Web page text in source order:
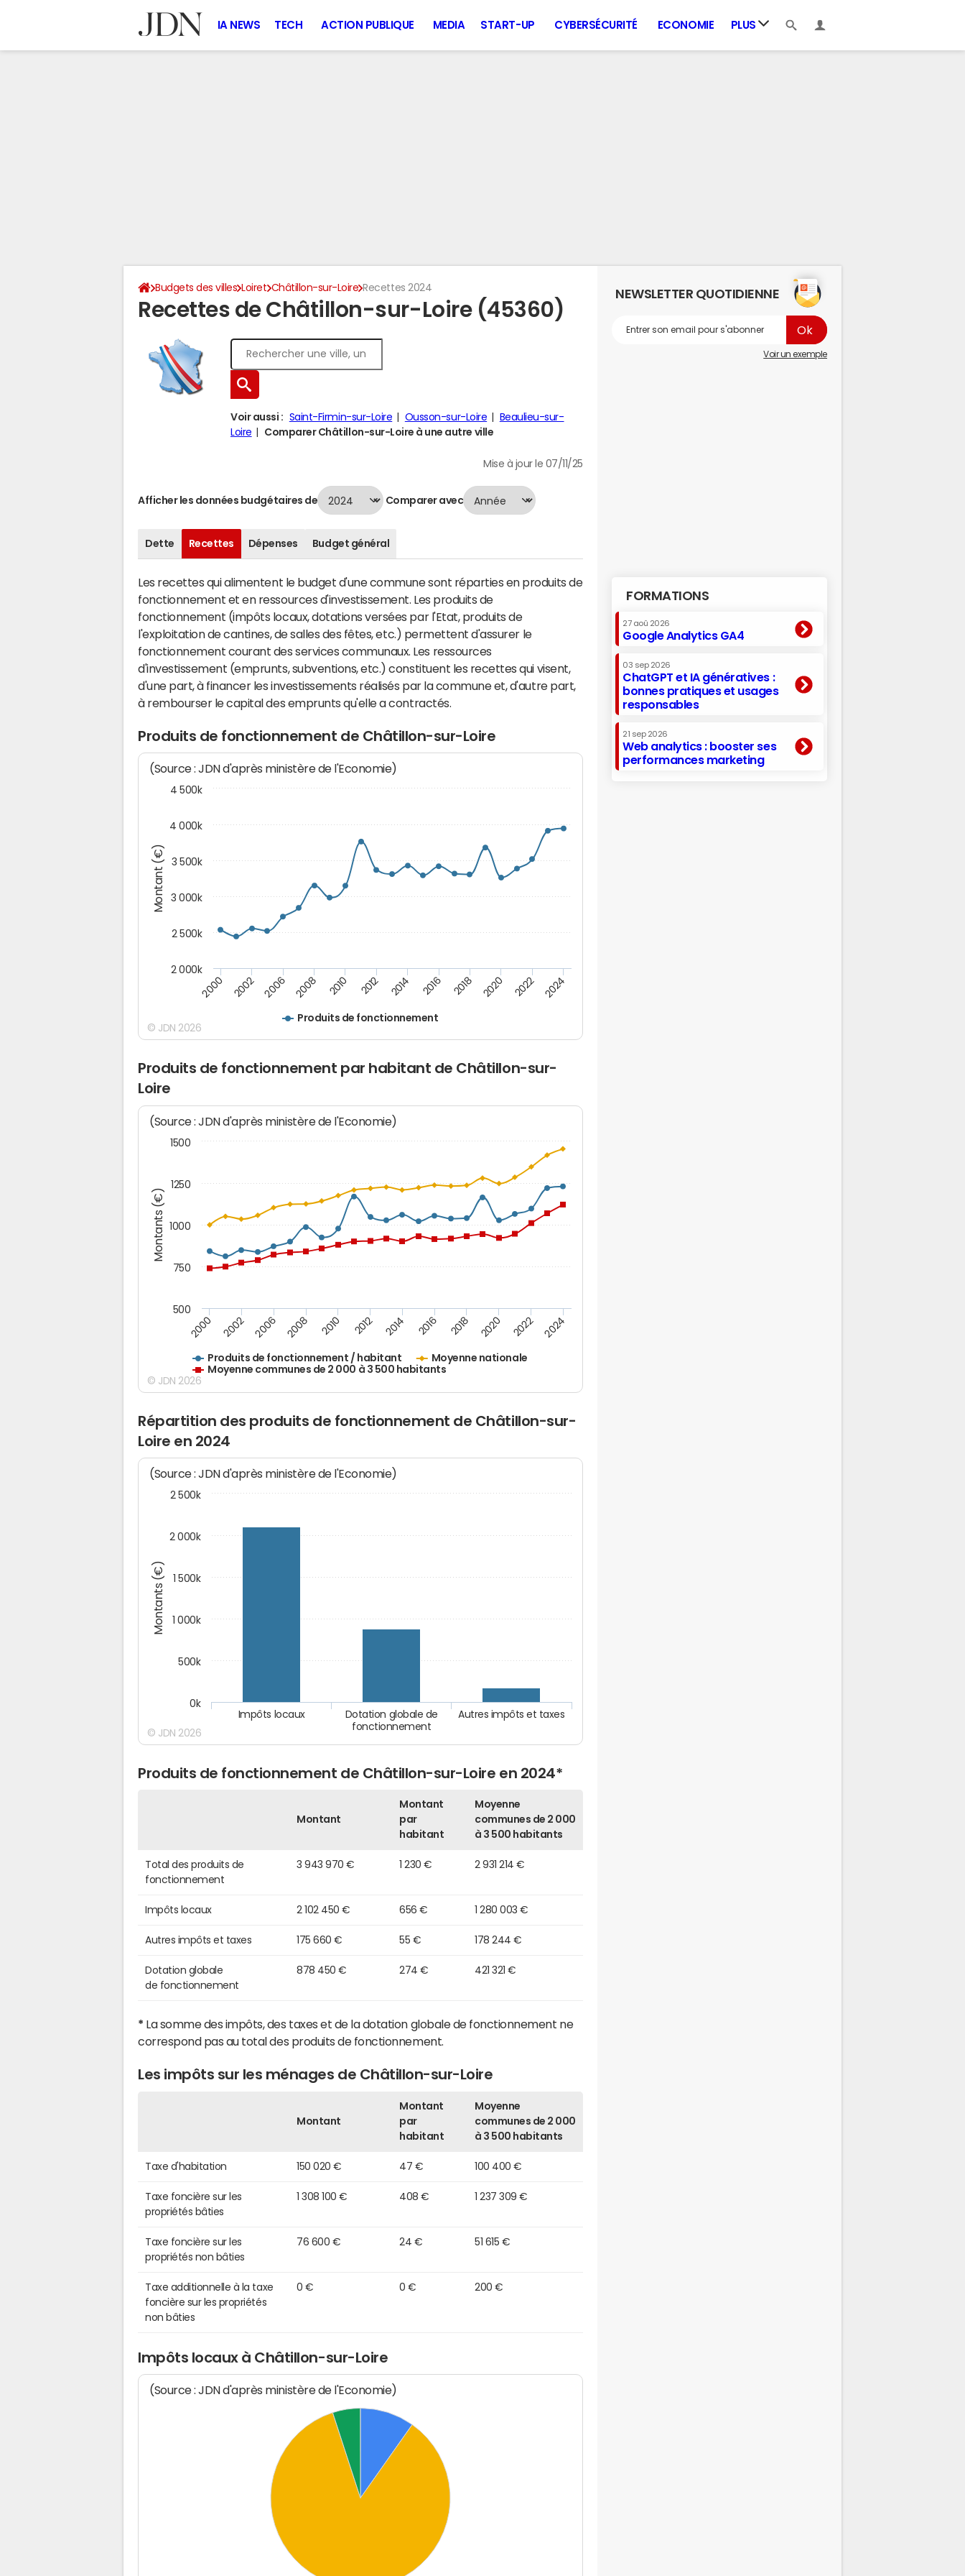
IA NEWS TECH ACTION PUBLIQUE MEDIA START-UP CYBERSÉCURITÉ ECONOMIE PLUS
Budgets des villes Loiret Châtillon-sur-Loire Recettes 2024
Recettes de Châtillon-sur-Loire (45360)
Voir aussi : Saint-Firmin-sur-Loire Ousson-sur-Loire
Beaulieu-sur-
Loire
Comparer Châtillon-sur-Loire à une autre ville
Mise à jour le 07/11/25
Afficher les données budgétaires de Comparer avec
Dette Recettes Dépenses Budget général
Les recettes qui alimentent le budget d'une commune sont réparties en produits de
fonctionnement et en ressources d'investissement. Les produits de
fonctionnement (impôts locaux, dotations versées par l'Etat, produits de
l'exploitation de cantines, de salles des fêtes, etc.) permettent d'assurer le
fonctionnement courant des services communaux. Les ressources
d'investissement (emprunts, subventions, etc.) constituent les recettes qui visent,
d'une part, à financer les investissements réalisés par la commune et, d'autre part,
à rembourser le capital des emprunts qu'elle a contractés.
Produits de fonctionnement de Châtillon-sur-Loire
Montant (€)
(Source : JDN d'après ministère de l'Economie)
Produits de fonctionnement
2000 2002 2006 2008 2010 2012 2014 2016 2018 2020 2022 2024
2 000k
2 500k
3 000k
3 500k
4 000k
4 500k
© JDN 2026
Produits de fonctionnement par habitant de Châtillon-sur-
Loire
Montants (€)
(Source : JDN d'après ministère de l'Economie)
Produits de fonctionnement / habitant
Moyenne nationale
Moyenne communes de 2 000 à 3 500 habitants
2000 2002 2006 2008 2010 2012 2014 2016 2018 2020 2022 2024
1000
500
750
1250
1500
© JDN 2026
Répartition des produits de fonctionnement de Châtillon-sur-
Loire en 2024
Montants (€)
(Source : JDN d'après ministère de l'Economie)
Autres impôts et taxes
Dotation globale de
fonctionnement
Impôts locaux
0k
500k
1 000k
1 500k
2 000k
2 500k
© JDN 2026
Produits de fonctionnement de Châtillon-sur-Loire en 2024*
Montant
Montant
par
habitant
Moyenne
communes de 2 000
à 3 500 habitants
Total des produits de
fonctionnement
3 943 970 € 1 230 € 2 931 214 €
Impôts locaux 2 102 450 € 656 € 1 280 003 €
Autres impôts et taxes 175 660 € 55 € 178 244 €
Dotation globale
de fonctionnement
878 450 € 274 € 421 321 €
* La somme des impôts, des taxes et de la dotation globale de fonctionnement ne
correspond pas au total des produits de fonctionnement.
Les impôts sur les ménages de Châtillon-sur-Loire
Montant
Montant
par
habitant
Moyenne
communes de 2 000
à 3 500 habitants
Taxe d'habitation 150 020 € 47 € 100 400 €
Taxe foncière sur les
propriétés bâties
1 308 100 € 408 € 1 237 309 €
Taxe foncière sur les
propriétés non bâties
76 600 € 24 € 51 615 €
Taxe additionnelle à la taxe
foncière sur les propriétés
non bâties
0 € 0 € 200 €
Impôts locaux à Châtillon-sur-Loire
(Source : JDN d'après ministère de l'Economie)
NEWSLETTER QUOTIDIENNE
Voir un exemple
FORMATIONS
27 aoû 2026
Google Analytics GA4
03 sep 2026
ChatGPT et IA génératives :
bonnes pratiques et usages
responsables
21 sep 2026
Web analytics : booster ses
performances marketing